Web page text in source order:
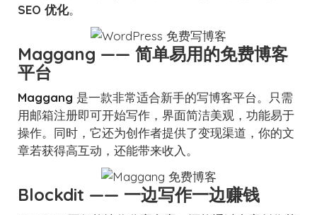
SEO 优化。
Maggang —— 简单易用的免费博客
平台
Maggang 是一款非常适合新手的写博客平台。只需
用邮箱注册即可开始写作，界面简洁美观，功能易于
操作。同时，它还为创作者提供了变现渠道，你的文
章若获得高互动，还能带来收入。
Blockdit —— 一边写作一边赚钱